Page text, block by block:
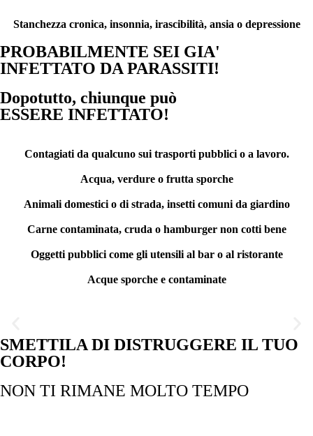
Stanchezza cronica, insonnia, irascibilità, ansia o depressione
PROBABILMENTE SEI GIA'
INFETTATO DA PARASSITI!
Dopotutto, chiunque può
ESSERE INFETTATO!
Contagiati da qualcuno sui trasporti pubblici o a lavoro.
Acqua, verdure o frutta sporche
Animali domestici o di strada, insetti comuni da giardino
Carne contaminata, cruda o hamburger non cotti bene
Oggetti pubblici come gli utensili al bar o al ristorante
Acque sporche e contaminate
Ogni giorno depongono fino a 240.00 uova nell'intestino
SMETTILA DI DISTRUGGERE IL TUO
CORPO!
NON TI RIMANE MOLTO TEMPO